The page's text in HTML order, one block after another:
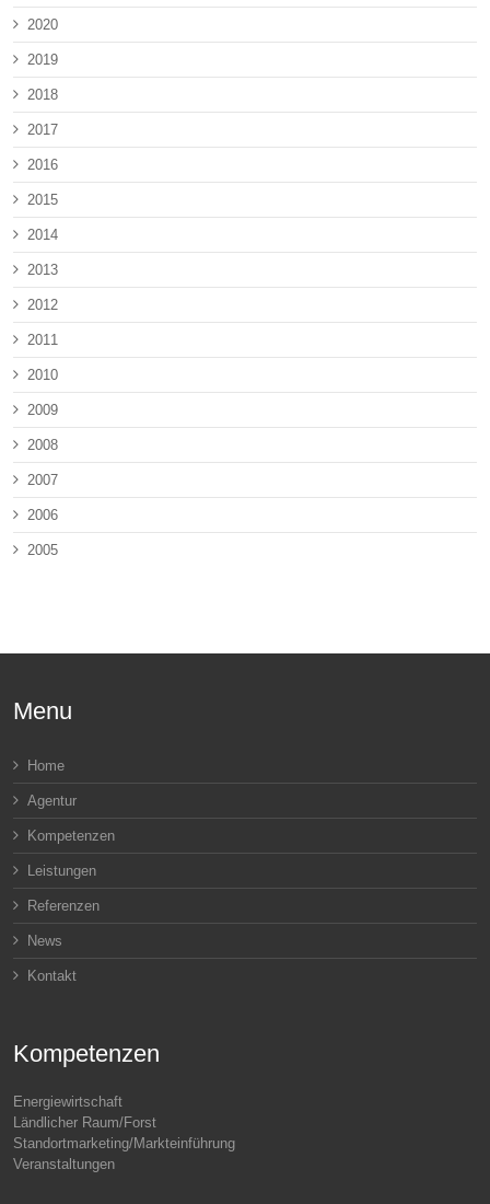
2020
2019
2018
2017
2016
2015
2014
2013
2012
2011
2010
2009
2008
2007
2006
2005
Menu
Home
Agentur
Kompetenzen
Leistungen
Referenzen
News
Kontakt
Kompetenzen
Energiewirtschaft
Ländlicher Raum/Forst
Standortmarketing/Markteinführung
Veranstaltungen